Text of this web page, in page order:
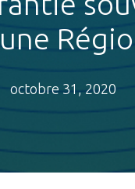
octobre 31, 2020